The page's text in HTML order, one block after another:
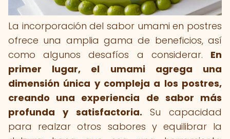
La incorporación del sabor umami en postres
ofrece una amplia gama de beneficios, así
como algunos desafíos a considerar. En
primer lugar, el umami agrega una
dimensión única y compleja a los postres,
creando una experiencia de sabor más
profunda y satisfactoria. Su capacidad
para realzar otros sabores y equilibrar la